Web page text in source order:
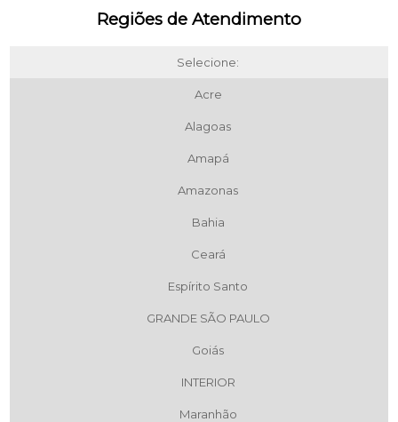
Regiões de Atendimento
Selecione:
Acre
Alagoas
Amapá
Amazonas
Bahia
Ceará
Espírito Santo
GRANDE SÃO PAULO
Goiás
INTERIOR
Maranhão